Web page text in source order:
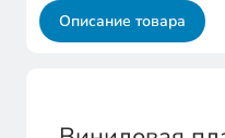
Описание товара